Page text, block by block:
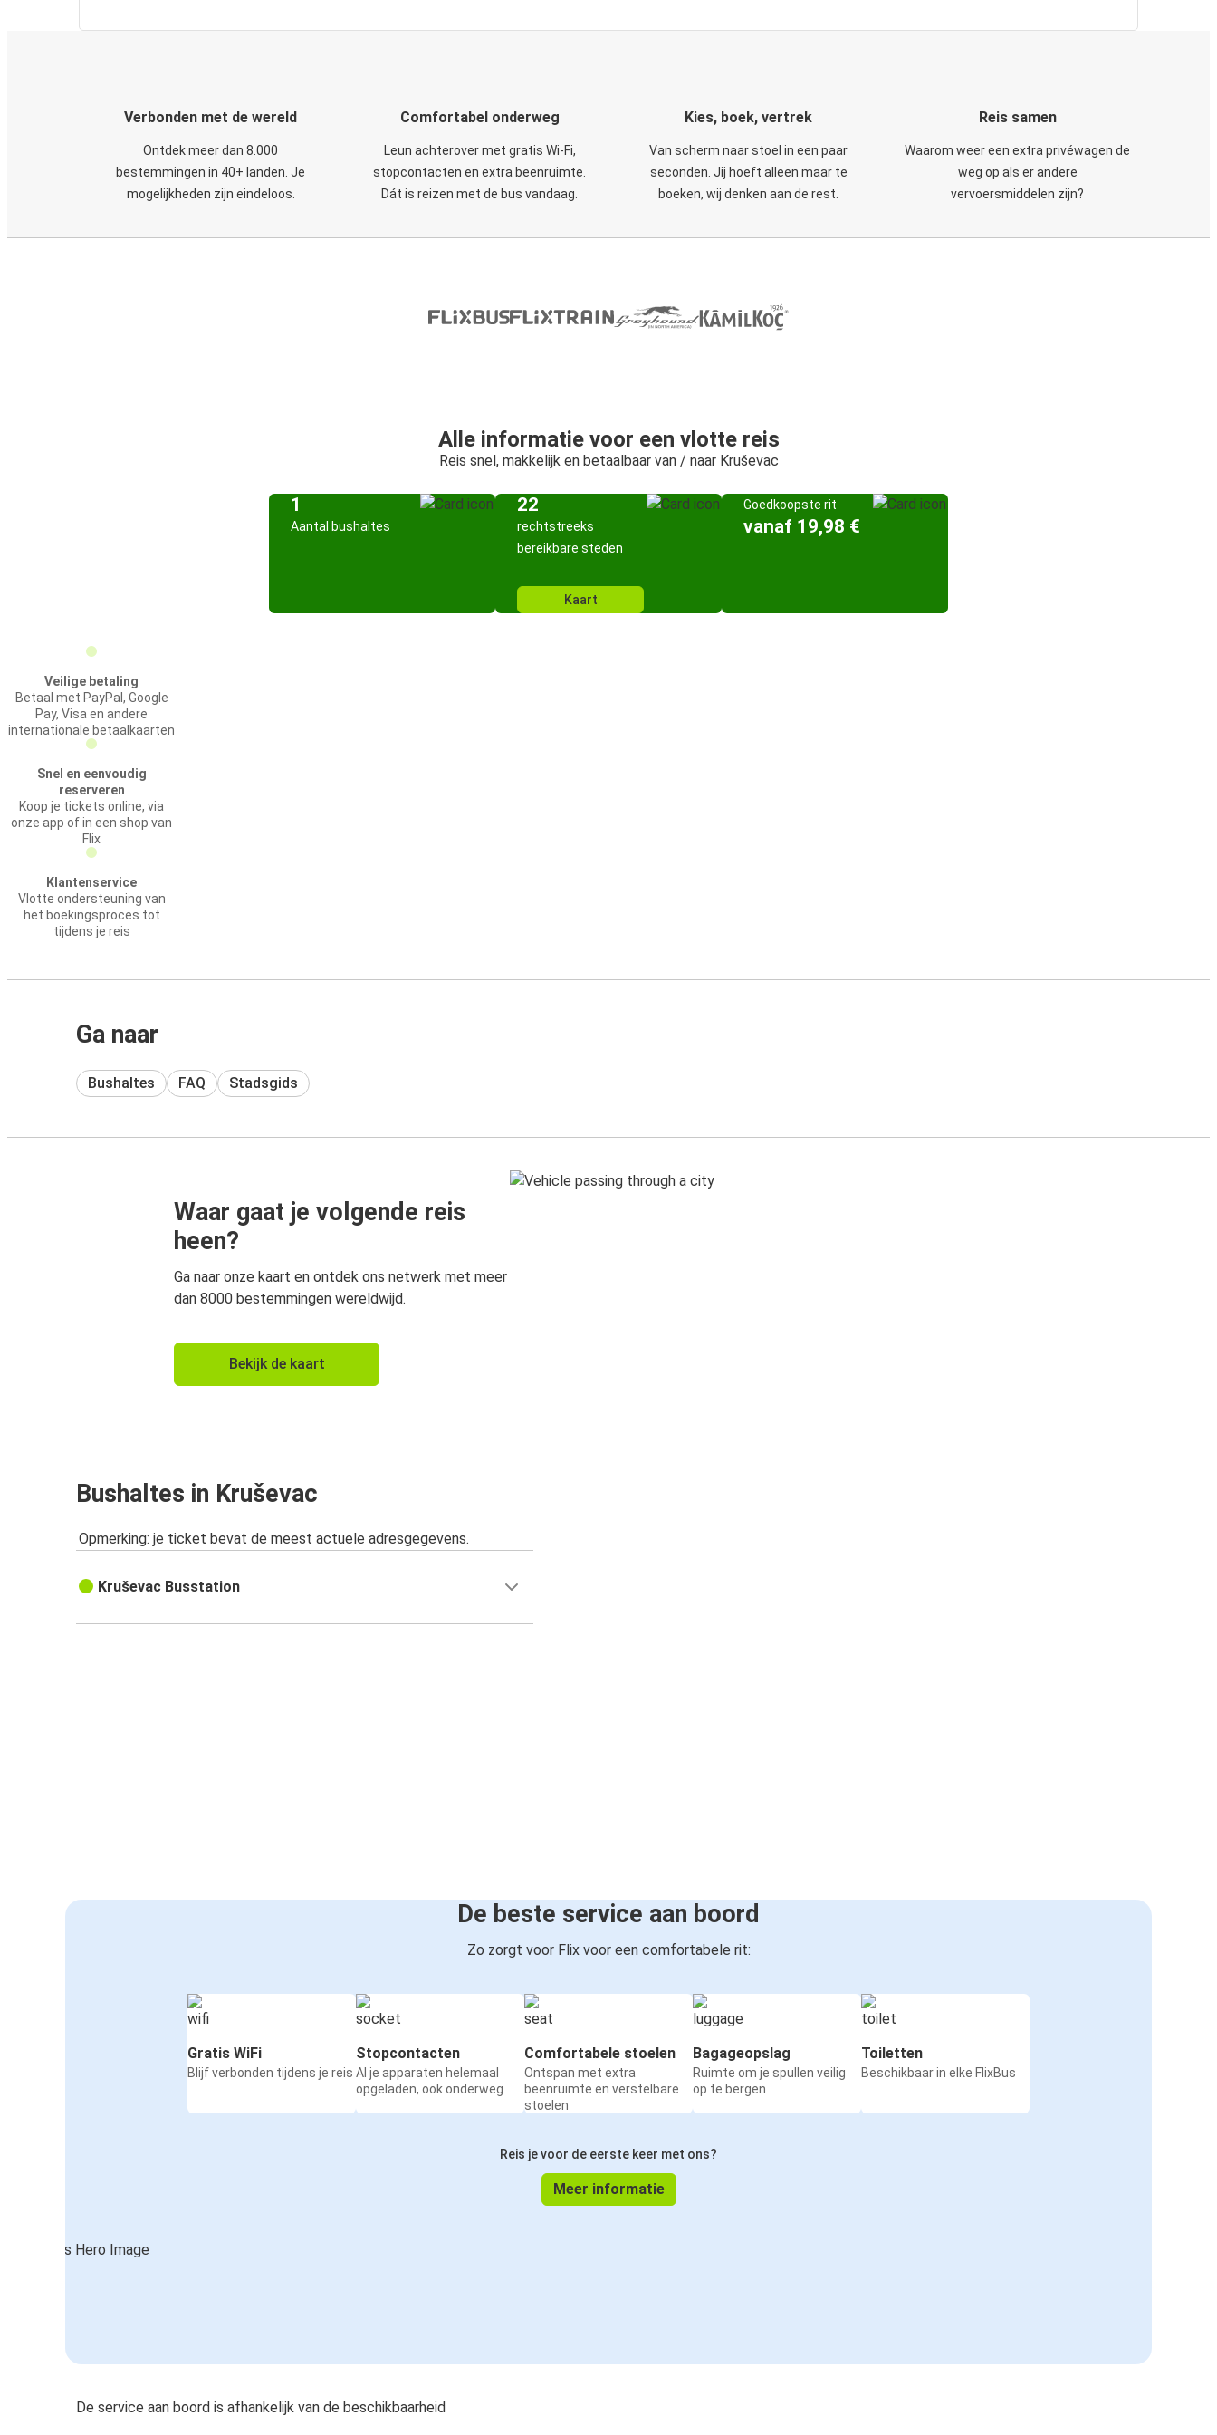
Verbonden met de wereld
Ontdek meer dan 8.000
bestemmingen in 40+ landen. Je
mogelijkheden zijn eindeloos.
Comfortabel onderweg
Leun achterover met gratis Wi-Fi,
stopcontacten en extra beenruimte.
Dát is reizen met de bus vandaag.
Kies, boek, vertrek
Van scherm naar stoel in een paar
seconden. Jij hoeft alleen maar te
boeken, wij denken aan de rest.
Reis samen
Waarom weer een extra privéwagen de
weg op als er andere
vervoersmiddelen zijn?
Alle informatie voor een vlotte reis
Reis snel, makkelijk en betaalbaar van / naar Kruševac
1
Aantal bushaltes
22
rechtstreeks
bereikbare steden
Kaart
Goedkoopste rit
vanaf 19,98 €
Veilige betaling
Betaal met PayPal, Google
Pay, Visa en andere
internationale betaalkaarten
Snel en eenvoudig
reserveren
Koop je tickets online, via
onze app of in een shop van
Flix
Klantenservice
Vlotte ondersteuning van
het boekingsproces tot
tijdens je reis
Ga naar
Bushaltes FAQ Stadsgids
Waar gaat je volgende reis
heen?
Ga naar onze kaart en ontdek ons netwerk met meer
dan 8000 bestemmingen wereldwijd.
Bekijk de kaart
Bushaltes in Kruševac
Opmerking: je ticket bevat de meest actuele adresgegevens.
Kruševac Busstation
De beste service aan boord
Zo zorgt voor Flix voor een comfortabele rit:
Gratis WiFi
Blijf verbonden tijdens je reis
Stopcontacten
Al je apparaten helemaal
opgeladen, ook onderweg
Comfortabele stoelen
Ontspan met extra
beenruimte en verstelbare
stoelen
Bagageopslag
Ruimte om je spullen veilig
op te bergen
Toiletten
Beschikbaar in elke FlixBus
Reis je voor de eerste keer met ons?
Meer informatie
De service aan boord is afhankelijk van de beschikbaarheid